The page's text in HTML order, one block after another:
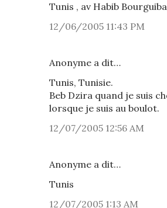
Tunis , av Habib Bourguiba
12/06/2005 11:43 PM
Anonyme a dit…
Tunis, Tunisie.
Beb Dzira quand je suis
lorsque je suis au boulot.
12/07/2005 12:56 AM
Anonyme a dit…
Tunis
12/07/2005 1:13 AM